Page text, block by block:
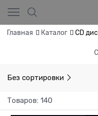
Главная Каталог CD
Без сортировки
Товаров: 140